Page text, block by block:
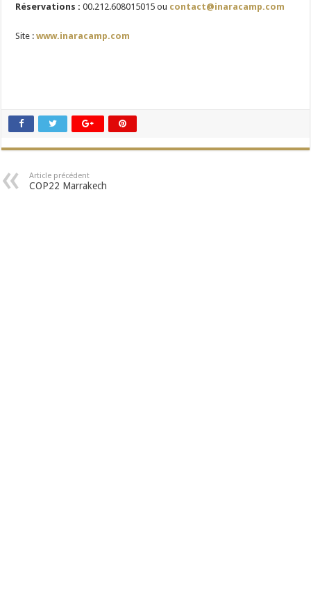
Réservations : 00.212.608015015 ou contact@inaracamp.com
Site :www.inaracamp.com
Article précédent
COP22 Marrakech